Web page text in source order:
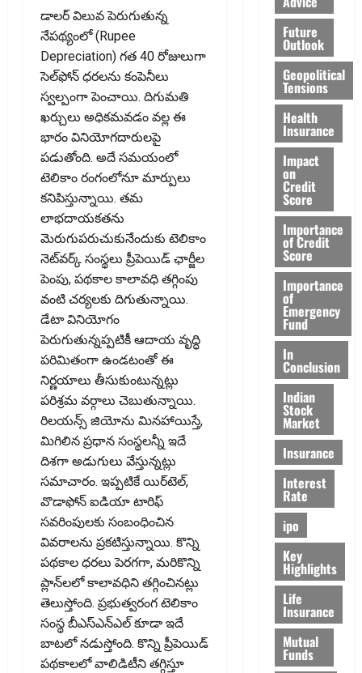
డాలర్‌ విలువ పెరుగుతున్న
నేపథ్యంలో (Rupee
Depreciation) గత 40 రోజులుగా
సెల్‌ఫోన్‌ ధరలను కంపెనీలు
స్వల్పంగా పెంచాయి. దిగుమతి
ఖర్చులు అధికమవడం వల్ల ఈ
భారం వినియోగదారులపై
పడుతోంది. అదే సమయంలో
టెలికాం రంగంలోనూ మార్పులు
కనిపిస్తున్నాయి. తమ
లాభదాయకతను
మెరుగుపరుచుకునేందుకు టెలికాం
నెట్‌వర్క్‌ సంస్థలు ప్రీపెయిడ్‌ ఛార్జీల
పెంపు, పథకాల కాలావధి తగ్గింపు
వంటి చర్యలకు దిగుతున్నాయి.
డేటా వినియోగం
పెరుగుతున్నప్పటికీ ఆదాయ వృద్ధి
పరిమితంగా ఉండటంతో ఈ
నిర్ణయాలు తీసుకుంటున్నట్లు
పరిశ్రమ వర్గాలు చెబుతున్నాయి.
రిలయన్స్‌ జియోను మినహాయిస్తే,
మిగిలిన ప్రధాన సంస్థలన్నీ ఇదే
దిశగా అడుగులు వేస్తున్నట్లు
సమాచారం. ఇప్పటికే యిర్‌టెల్‌,
వొడాఫోన్‌ ఐడియా టారిఫ్‌
సవరింపులకు సంబంధించిన
వివరాలను ప్రకటిస్తున్నాయి. కొన్ని
పథకాల ధరలు పెరగగా, మరికొన్ని
ప్లాన్‌లలో కాలావధిని తగ్గించినట్లు
తెలుస్తోంది. ప్రభుత్వరంగ టెలికాం
సంస్థ బీఎస్‌ఎన్‌ఎల్‌ కూడా ఇదే
బాటలో నడుస్తోంది. కొన్ని ప్రీపెయిడ్‌
పథకాలలో వాలిడిటీని తగ్గిస్తూ
Future
Outlook
Geopolitical
Tensions
Health
Insurance
Impact
on
Credit
Score
Importance
of Credit
Score
Importance
of
Emergency
Fund
In
Conclusion
Indian
Stock
Market
Insurance
Interest
Rate
ipo
Key
Highlights
Life
Insurance
Mutual
Funds